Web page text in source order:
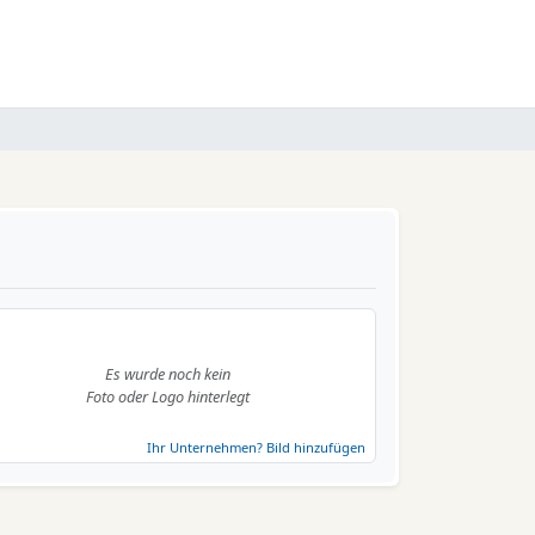
Es wurde noch kein
Foto oder Logo hinterlegt
Ihr Unternehmen? Bild hinzufügen